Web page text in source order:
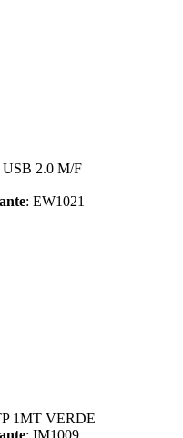
2.0 M/F
: EW1021
1MT VERDE
: IM1009